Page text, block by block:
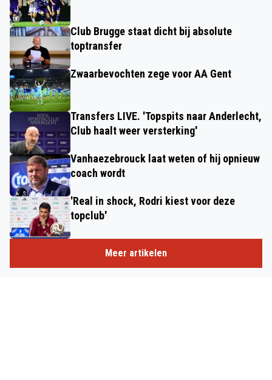
Club Brugge staat dicht bij absolute
toptransfer
Zwaarbevochten zege voor AA Gent
Transfers LIVE. 'Topspits naar Anderlecht,
Club haalt weer versterking'
Vanhaezebrouck laat weten of hij opnieuw
coach wordt
'Real in shock, Rodri kiest voor deze
topclub'
Meer artikelen